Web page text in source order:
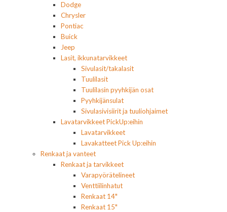
Dodge
Chrysler
Pontiac
Buick
Jeep
Lasit, ikkunatarvikkeet
Sivulasit/takalasit
Tuulilasit
Tuulilasin pyyhkijän osat
Pyyhkijänsulat
Sivulasivisiirit ja tuuliohjaimet
Lavatarvikkeet PickUp:eihin
Lavatarvikkeet
Lavakatteet Pick Up:eihin
Renkaat ja vanteet
Renkaat ja tarvikkeet
Varapyörätelineet
Venttiilinhatut
Renkaat 14"
Renkaat 15"